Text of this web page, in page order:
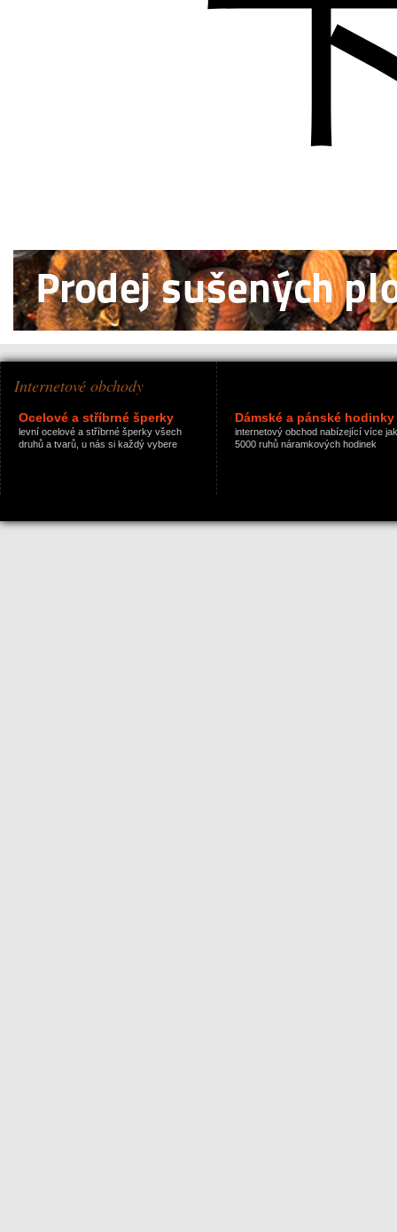
Internetové obchody
Ocelové a stříbrné šperky
levní ocelové a stříbrné šperky všech
druhů a tvarů, u nás si každý vybere
Dámské a pánské hodinky
internetový obchod nabízející více jak
5000 ruhů náramkových hodinek